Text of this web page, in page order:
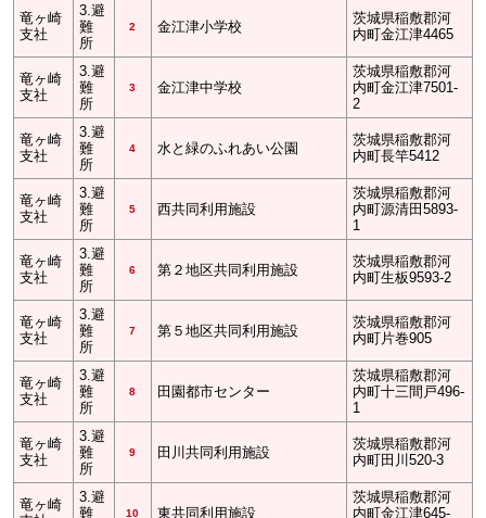
竜ヶ崎
支社
3.避
難
所
2 金江津小学校
茨城県稲敷郡河
内町金江津4465
竜ヶ崎
支社
3.避
難
所
3 金江津中学校
茨城県稲敷郡河
内町金江津7501-
2
竜ヶ崎
支社
3.避
難
所
4 水と緑のふれあい公園
茨城県稲敷郡河
内町長竿5412
竜ヶ崎
支社
3.避
難
所
5 西共同利用施設
茨城県稲敷郡河
内町源清田5893-
1
竜ヶ崎
支社
3.避
難
所
6 第２地区共同利用施設
茨城県稲敷郡河
内町生板9593-2
竜ヶ崎
支社
3.避
難
所
7 第５地区共同利用施設
茨城県稲敷郡河
内町片巻905
竜ヶ崎
支社
3.避
難
所
8 田園都市センター
茨城県稲敷郡河
内町十三間戸496-
1
竜ヶ崎
支社
3.避
難
所
9 田川共同利用施設
茨城県稲敷郡河
内町田川520-3
竜ヶ崎
3.避
難
10 東共同利用施設
茨城県稲敷郡河
内町金江津645-